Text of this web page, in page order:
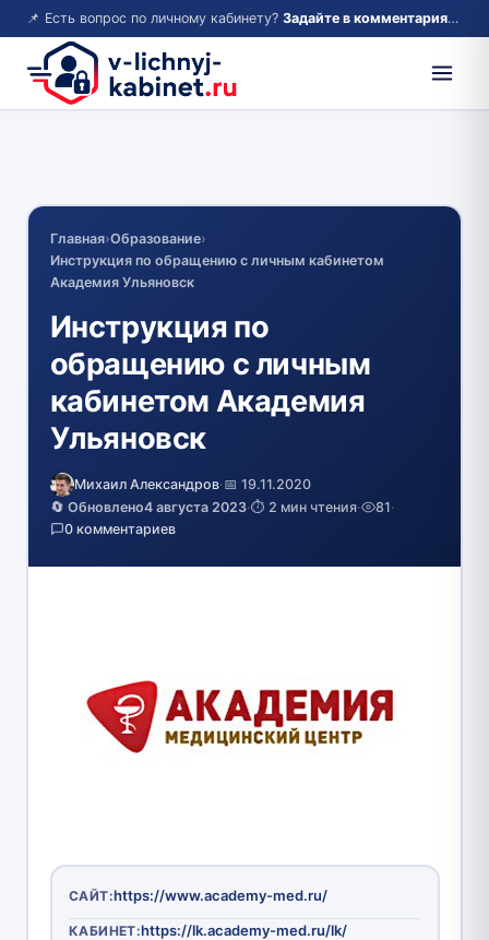
📌 Есть вопрос по личному кабинету? Задайте в комментариях — ответим!
Главная›Образование›
Инструкция по обращению с личным кабинетом
Академия Ульяновск
Инструкция по
обращению с личным
кабинетом Академия
Ульяновск
Михаил Александров·📅 19.11.2020
🔄 Обновлено4 августа 2023·⏱️ 2 мин чтения· 81·
0 комментариев
САЙТ:https://www.academy-med.ru/
КАБИНЕТ:https://lk.academy-med.ru/lk/